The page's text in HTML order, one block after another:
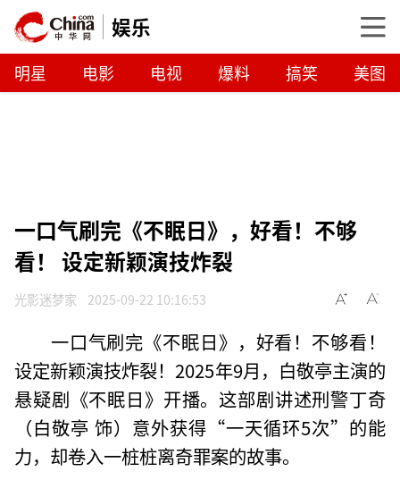
娱乐
明星 电影 电视 爆料 搞笑 美图
一口气刷完《不眠日》，好看！不够
看！ 设定新颖演技炸裂
光影迷梦家 2025-09-22 10:16:53
一口气刷完《不眠日》，好看！不够看！
设定新颖演技炸裂！2025年9月，白敬亭主演的
悬疑剧《不眠日》开播。这部剧讲述刑警丁奇
（白敬亭 饰）意外获得“一天循环5次”的能
力，却卷入一桩桩离奇罪案的故事。